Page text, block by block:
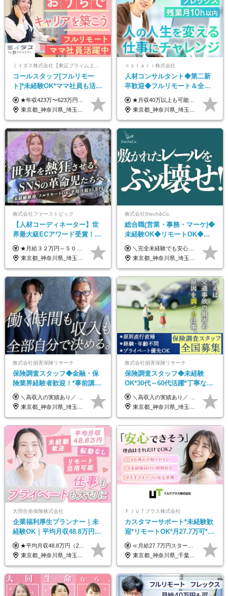
コールスタッフ[フルリモー
ト]*未経験OK*ママ社員も活躍
中*ブランクOK*全国どこでも
働ける
★年収423万〜623万円のモデルあり（想定時間外手当10時間分含む） ★半年に一度ドカンと支給のボーナスあり（半年に1度最大150万円） 月給25万円〜＋各種手当＋インセンティブ ＊リモートワーク手当（4000円/月） ＊リモートワーク一時金（1万5000円） ＊残業手当全額支給 ※経験・スキルにより月給を決定します ※試用期間：2ヵ月あり。期間中の雇用形態・給与・待遇に変更はありません 《頑張りはインセンティブとして還元！》 当社は5段階の評価制度を導入。 半期に1回の評価で最高ランク（5点）を獲得したメンバーには、 150万円のインセンティブを支給！ これが半年に一度のインセンティブとして支給されるため、 成果を出した分だけまとまった収入を得られる仕組みです。 【固定残業代について】 なし（残業代は、実際の労働時間に応じて別途全額支給）
東京都_神奈川県_埼玉県_千葉県_大阪府_愛知県_北海道_青森県_岩手県_宮城県_秋田県_山形県_福島県_茨城県_栃木県_群馬県_新潟県_山梨県_長野県_富山県_石川県_福井県_静岡県_岐阜県_三重県_兵庫県_京都府_滋賀県_奈良県_和歌山県_広島県_岡山県_鳥取県_島根県_山口県_徳島県_香川県_愛媛県_高知県_福岡県_熊本県_佐賀県_長崎県_大分県_宮崎県_鹿児島県_沖縄県
ｎｏｔａｒｉ株式会社
人材コンサルタント◆第二新
卒歓迎◆フルリモート＆全国
から勤務OK◆残業月10h以内
◆フレックス制
★月収40万以上も可能！ ★能力・スキル・経験を考慮した年収額を設定します ★年功序列ではなく、チャレンジを評価して給与に反映！ ■月給20万円～40万円＋決算賞与 ※経験・スキルを考慮のうえ決定します ※給与にはみなし残業代40時間分を含む。そのほか詳細に関しては別途面接時にご説明します ※試用期間3ヵ月あり。期間中の雇用形態・条件などに差異はありません
東京都_神奈川県_埼玉県_千葉県_大阪府_愛知県_北海道_青森県_岩手県_宮城県_秋田県_山形県_福島県_茨城県_栃木県_群馬県_新潟県_山梨県_長野県_富山県_石川県_福井県_静岡県_岐阜県_三重県_兵庫県_京都府_滋賀県_奈良県_和歌山県_広島県_岡山県_鳥取県_島根県_山口県_徳島県_香川県_愛媛県_高知県_福岡県_熊本県_佐賀県_長崎県_大分県_宮崎県_鹿児島県_沖縄県
株式会社ファーストピック
【人材コーディネーター】世
界最大級ECアワード受賞！フ
ルリモート／未経験◎／月給
３２万円～／年休１３０日以
上／
★月給３２万円～５０万円＋インセンティブ賞与＋決算賞与★ （30時間の固定残業代、一律月54,750円を含む。超過分は支給） ※経験・スキルを考慮の上、決定 ※昇給：随時あり 【インセンティブについて】 自社サービスを提案し、サービス化した場合、一部の利益をインセンティブとして還元します。 試用期間中（6か月間）は、下記の給与となります。 【一都三県、大阪、名古屋、福岡の方】 月給２４万円～＋役職手当＋インセンティブ賞与 【一都三県以外の関東圏、九州、東北、北海道、その他地域の方】 月給２０万円～＋役職手当＋インセンティブ賞与 ※試用期間6ヶ月 ※試用期間中の待遇・福利厚生に差異はなし
東京都_神奈川県_埼玉県_千葉県_大阪府_愛知県_北海道_青森県_岩手県_宮城県_秋田県_山形県_福島県_茨城県_栃木県_群馬県_静岡県_岐阜県_三重県_兵庫県_京都府_滋賀県_奈良県_和歌山県_広島県_岡山県_鳥取県_島根県_山口県_福岡県_熊本県_佐賀県_長崎県_大分県_宮崎県_鹿児島県
株式会社Stech&Co.
総合職(営業・事務・マーケ)◆
未経験OK◆リモートOK◆学
歴不問◆20代活躍中！
＼完全未経験でも安心して年収UP可能です！／ -------------- 【1】営業 月給25万円～80万円＋賞与 【2】事務 月給21万円～50万円＋賞与 【3】マーケ 月給25万円～80万円＋賞与 ※試用期間3ヶ月間の待遇に変動はありません。 ※みなし残業代(月20時間分29,725円～)を含む。（※超過分は追加支給）
東京都_神奈川県_埼玉県_千葉県_大阪府_愛知県_北海道_青森県_岩手県_宮城県_秋田県_山形県_福島県_茨城県_栃木県_群馬県_新潟県_山梨県_長野県_富山県_石川県_福井県_静岡県_岐阜県_三重県_兵庫県_京都府_滋賀県_奈良県_和歌山県_広島県_岡山県_鳥取県_島根県_山口県_徳島県_香川県_愛媛県_高知県_福岡県_熊本県_佐賀県_長崎県_大分県_宮崎県_鹿児島県_沖縄県
株式会社損害保険リサーチ
保険調査スタッフ◆金融・保
険業界経験者歓迎！*事前講習
あり*30代～60代活躍*調査は
原則直行直帰*高収入可
＼高収入の実績あり／ なかには年収1000万円を超える方もいらっしゃいます！ 【完全出来高報酬制】 ★仕事に慣れるまで収入をサポート 1か月目：報酬が通常の2倍 2か月目：報酬が通常の1.5倍 ※災害に関する業務については、収入サポートの対象外 ※試用期間はありません ＊＊＊業務報酬の例＊＊＊ ・事故原因調査（4箇所確認）…1万5000円～ ・有無責／不正請求疑義調査（自動車案件）…2万円～ ・医療調査（1箇所確認）…1万7000円～ ・書類取付（1箇所訪問）…3000円～ ※上記は目安になります ※実際の報酬は業務報酬に応じた個々のスキル・実績を加味したものになります
東京都_神奈川県_埼玉県_千葉県_大阪府_愛知県_北海道_青森県_岩手県_宮城県_秋田県_山形県_福島県_茨城県_栃木県_群馬県_新潟県_山梨県_長野県_富山県_石川県_福井県_静岡県_岐阜県_三重県_兵庫県_京都府_滋賀県_奈良県_和歌山県_広島県_岡山県_鳥取県_島根県_山口県_徳島県_香川県_愛媛県_高知県_福岡県_熊本県_佐賀県_長崎県_大分県_宮崎県_鹿児島県_沖縄県
株式会社損害保険リサーチ
保険調査スタッフ◆未経験
OK*30代～60代活躍*丁寧な講
習・サポートあり*原則直行直
帰／全国募集・業務委託
＼高収入の実績あり／ なかには年収1000万円を超えるスペシャリストもいらっしゃいます！ 【完全出来高報酬制】 ★仕事に慣れるまで収入をサポート 1か月目：報酬が通常の2倍 2か月目：報酬が通常の1.5倍 ※災害に関する業務については、収入サポートの対象外 ※試用期間はありません ＊＊＊業務報酬の例＊＊＊ ・事故原因調査（4箇所確認）…1万5000円～ ・有無責／不正請求疑義調査（自動車案件）…2万円～ ・医療調査（1箇所確認）…1万7000円～ ・書類取付（1箇所訪問）…3000円～ ※上記は目安になります ※実際の報酬は業務報酬に応じた個々のスキル・実績を加味したものになります
東京都_神奈川県_埼玉県_千葉県_大阪府_愛知県_北海道_青森県_岩手県_宮城県_秋田県_山形県_福島県_茨城県_栃木県_群馬県_新潟県_山梨県_長野県_富山県_石川県_福井県_静岡県_岐阜県_三重県_兵庫県_京都府_滋賀県_奈良県_和歌山県_広島県_岡山県_鳥取県_島根県_山口県_徳島県_香川県_愛媛県_高知県_福岡県_熊本県_佐賀県_長崎県_大分県_宮崎県_鹿児島県_沖縄県
大同生命保険株式会社
企業福利厚生プランナー｜未
経験OK｜平均月収48.8万円｜
リモートOK｜残業ほぼなし｜
転勤なし｜女性活躍中
★平均月収48.8万円（2025年度実績） ★安心の固定給＋賞与年2回＋インセンティブ！手当も充実 月給21万円～23万円＋諸手当＋インセンティブ＋賞与年2回 ※給与は年間平均の税込定例給与です。賞与は含みません。 ※約3週間の研修期間中は日当8000円を支給いたします。 ※試用期間6ヵ月あり（期間中の条件変更なし） ◆東京・神奈川・千葉・埼玉・愛知（一部）・京都・大阪・兵庫（一部）：月給23万円以上 ◆静岡（一部）・三重・岐阜：月給22万円以上 ◆上記以外の地域：月給21万円以上
東京都_神奈川県_埼玉県_千葉県_大阪府_愛知県_北海道_青森県_岩手県_宮城県_秋田県_山形県_福島県_茨城県_栃木県_群馬県_新潟県_山梨県_長野県_富山県_石川県_福井県_静岡県_岐阜県_三重県_兵庫県_京都府_滋賀県_奈良県_和歌山県_広島県_岡山県_鳥取県_島根県_山口県_徳島県_香川県_愛媛県_高知県_福岡県_熊本県_佐賀県_長崎県_大分県_宮崎県_鹿児島県_沖縄県
ＦＪＵＴプラス株式会社
カスタマーサポート*未経験歓
迎*リモートOK*月27.7万可*賞
与年2回*転勤なし*連休
OK/ZE010232
≪月給27.7万円スタートも可／賞与年2回≫ ■月給21万円～27.7万円＋各種手当＋賞与年2回 ※給与は勤務地に応じて変更します ※年齢や経験・スキルなどを考慮して決定します ※時間外手当は全額支給 ※上記は初年度の月給となります ※試用期間3ヶ月（その他待遇に差異はありません） 【固定残業代について】 なし（残業代は、実際の労働時間に応じて別途全額支給）
東京都_神奈川県_千葉県_大阪府_愛知県_北海道_長野県_石川県_広島県_福岡県